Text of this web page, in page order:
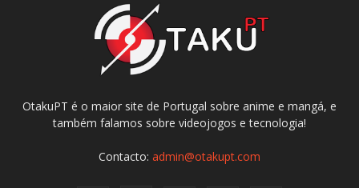
OtakuPT é o maior site de Portugal sobre anime e mangá, e
também falamos sobre videojogos e tecnologia!
Contacto: admin@otakupt.com